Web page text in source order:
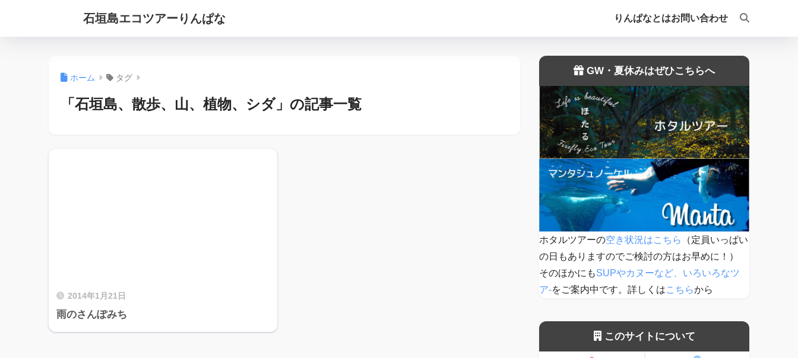
石垣島エコツアーりんぱな りんぱなとはお問い合わせ
ホーム タグ
「石垣島、散歩、山、植物、シダ」の記事一覧
2014年1月21日
雨のさんぽみち
GW・夏休みはぜひこちらへ
ホタルツアーの空き状況はこちら
（定員いっぱい
の日もありますのでご検討の方はお早めに！）
そのほかにもSUPやカヌーなど、いろいろなツ
ア-をご案内中です。詳しくはこちらから
このサイトについて